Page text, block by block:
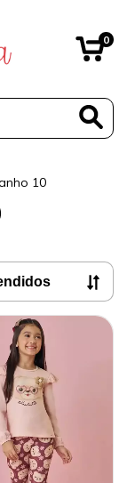
0
10